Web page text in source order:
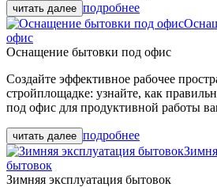
подробнее
офис
Оснащение бытовки под офис
Создайте эффективное рабочее
стройплощадке: узнайте, как
под офис для продуктивной работы
подробнее
бытовок
Зимняя эксплуатация бытовок